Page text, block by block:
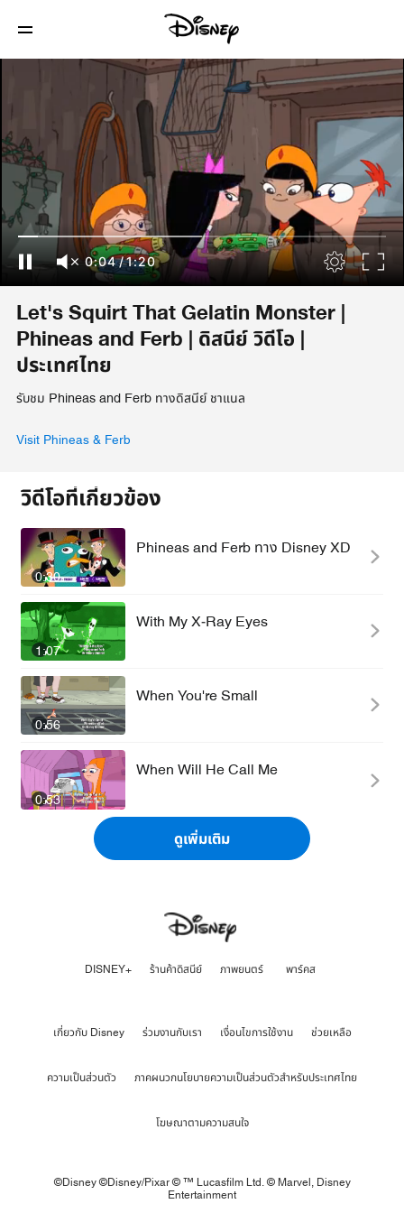
0:04/1:20
Let's Squirt That Gelatin Monster |
Phineas and Ferb | ดิสนีย์ วิดีโอ |
ประเทศไทย
รับชม Phineas and Ferb ทางดิสนีย์ ชาแนล
Visit Phineas & Ferb
วิดีโอที่เกี่ยวข้อง
0:30
Phineas and Ferb ทาง Disney XD
1:07
With My X-Ray Eyes
0:56
When You're Small
0:53
When Will He Call Me
ดูเพิ่มเติม
DISNEY+ ร้านค้าดิสนีย์ ภาพยนตร์ พาร์คส
เกี่ยวกับ Disney ร่วมงานกับเรา เงื่อนไขการใช้งาน ช่วยเหลือ
ความเป็นส่วนตัว ภาคผนวกนโยบายความเป็นส่วนตัวสำหรับประเทศไทย
โฆษณาตามความสนใจ
©Disney ©Disney/Pixar © ™ Lucasfilm Ltd. © Marvel, Disney
Entertainment